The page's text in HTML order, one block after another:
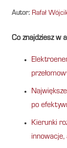
Autor: Rafał
Co znajdziesz w
po
Kierunki